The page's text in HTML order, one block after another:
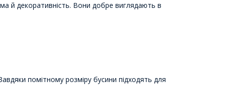
й декоративність. Вони добре виглядають в
помітному розміру бусини підходять для